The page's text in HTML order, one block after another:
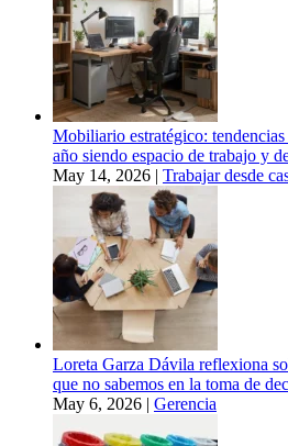
Mobiliario estratégico:
año siendo espacio de trabajo y
May 14, 2026 | Trabajar desde
Loreta Garza Dávila reflexiona
que no sabemos en la toma de
May 6, 2026 | Gerencia